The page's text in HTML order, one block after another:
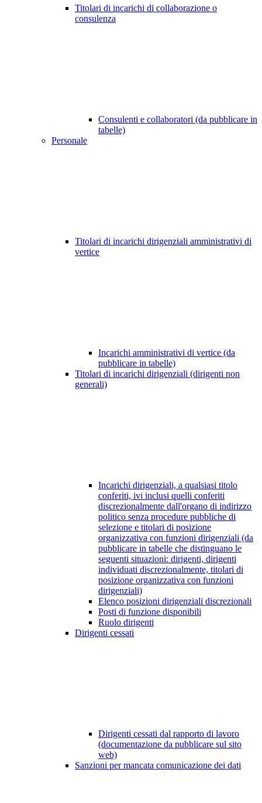
Titolari di incarichi di collaborazione o
consulenza
Consulenti e collaboratori (da pubblicare in
tabelle)
Personale
Titolari di incarichi dirigenziali amministrativi di
vertice
Incarichi amministrativi di vertice (da
pubblicare in tabelle)
Titolari di incarichi dirigenziali (dirigenti non
generali)
Incarichi dirigenziali, a qualsiasi titolo
conferiti, ivi inclusi quelli conferiti
discrezionalmente dall'organo di indirizzo
politico senza procedure pubbliche di
selezione e titolari di posizione
organizzativa con funzioni dirigenziali (da
pubblicare in tabelle che distinguano le
seguenti situazioni: dirigenti, dirigenti
individuati discrezionalmente, titolari di
posizione organizzativa con funzioni
dirigenziali)
Elenco posizioni dirigenziali discrezionali
Posti di funzione disponibili
Ruolo dirigenti
Dirigenti cessati
Dirigenti cessati dal rapporto di lavoro
(documentazione da pubblicare sul sito
web)
Sanzioni per mancata comunicazione dei dati